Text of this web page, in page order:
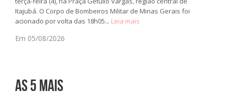
Itajubá. O Corpo de Bombeiros Militar de Minas Gerais foi
acionado por volta das 18h05... Leia mais
Em 05/08/2026
AS 5 MAIS